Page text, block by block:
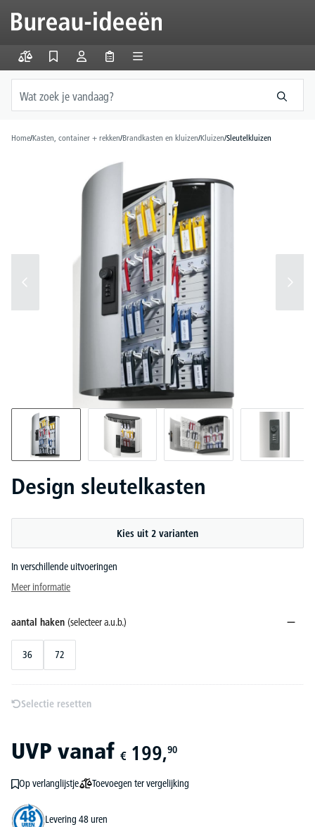
Home/Kasten, container + rekken/Brandkasten en kluizen/Kluizen/Sleutelkluizen
Afbeeldingengalerij overslaan
Design sleutelkasten
Kies uit 2 varianten
In verschillende uitvoeringen
Meer informatie
aantal haken (selecteer a.u.b.)
36 72
Selectie resetten
UVP vanaf € 199,90
Op verlanglijstje Toevoegen ter vergelijking
Levering 48 uren